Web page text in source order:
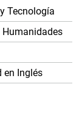
Tecnología
Humanidades
en Inglés